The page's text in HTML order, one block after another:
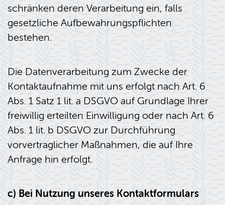
schränken deren Verarbeitung ein, falls
gesetzliche Aufbewahrungspflichten
bestehen.
Die Datenverarbeitung zum Zwecke der
Kontaktaufnahme mit uns erfolgt nach Art. 6
Abs. 1 Satz 1 lit. a DSGVO auf Grundlage Ihrer
freiwillig erteilten Einwilligung oder nach Art. 6
Abs. 1 lit. b DSGVO zur Durchführung
vorvertraglicher Maßnahmen, die auf Ihre
Anfrage hin erfolgt.
c) Bei Nutzung unseres Kontaktformulars